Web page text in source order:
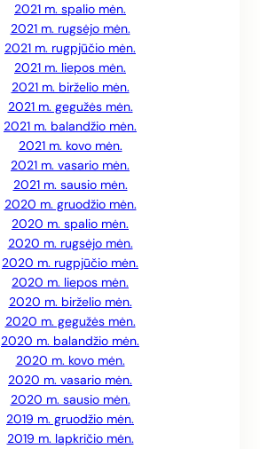
2021 m. spalio mėn.
2021 m. rugsėjo mėn.
2021 m. rugpjūčio mėn.
2021 m. liepos mėn.
2021 m. birželio mėn.
2021 m. gegužės mėn.
2021 m. balandžio mėn.
2021 m. kovo mėn.
2021 m. vasario mėn.
2021 m. sausio mėn.
2020 m. gruodžio mėn.
2020 m. spalio mėn.
2020 m. rugsėjo mėn.
2020 m. rugpjūčio mėn.
2020 m. liepos mėn.
2020 m. birželio mėn.
2020 m. gegužės mėn.
2020 m. balandžio mėn.
2020 m. kovo mėn.
2020 m. vasario mėn.
2020 m. sausio mėn.
2019 m. gruodžio mėn.
2019 m. lapkričio mėn.